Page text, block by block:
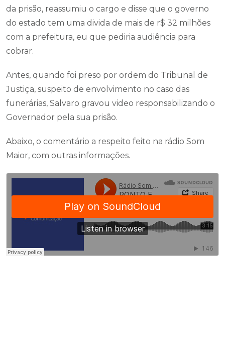
da prisão, reassumiu o cargo e disse que o governo
do estado tem uma divida de mais de r$ 32 milhões
com a prefeitura, eu que pediria audiência para
cobrar.
Antes, quando foi preso por ordem do Tribunal de
Justiça, suspeito de envolvimento no caso das
funerárias, Salvaro gravou video responsabilizando o
Governador pela sua prisão.
Abaixo, o comentário a respeito feito na rádio Som
Maior, com outras informações.